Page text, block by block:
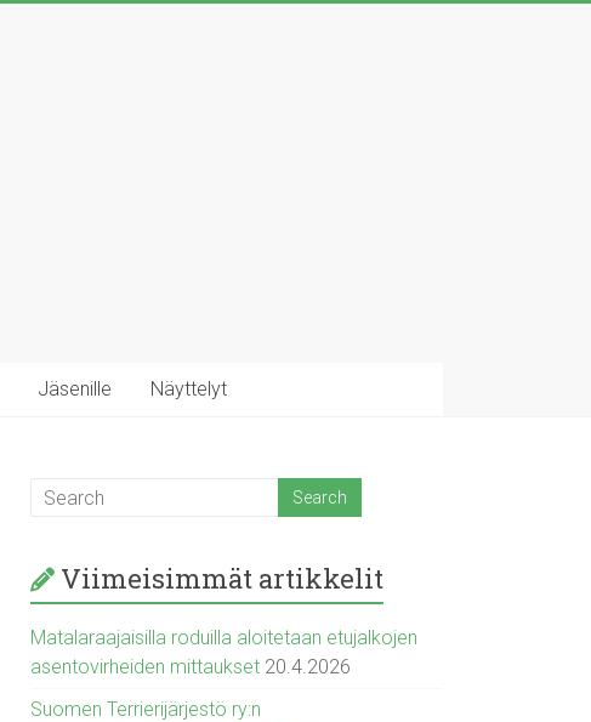
Jäsenille Näyttelyt
Viimeisimmät artikkelit
Matalaraajaisilla roduilla aloitetaan etujalkojen
asentovirheiden mittaukset 20.4.2026
Suomen Terrierijärjestö ry:n